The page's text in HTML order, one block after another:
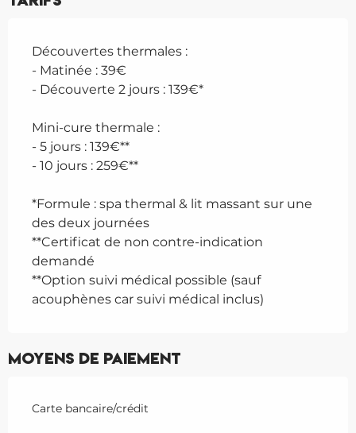
Découvertes thermales :
- Matinée : 39€
- Découverte 2 jours : 139€*
Mini-cure thermale :
- 5 jours : 139€**
- 10 jours : 259€**
*Formule : spa thermal & lit massant sur une
des deux journées
**Certificat de non contre-indication
demandé
**Option suivi médical possible (sauf
acouphènes car suivi médical inclus)
Moyens de paiement
Carte bancaire/crédit